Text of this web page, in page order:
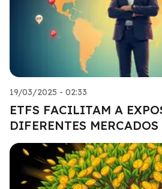
19/03/2025 - 02:33
ETFS FACILITAM A
DIFERENTES